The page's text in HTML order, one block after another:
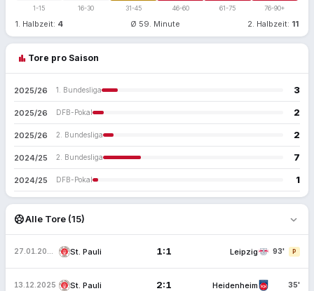
1-15 16-30 31-45 46-60 61-75 76-90+
1. Halbzeit: 4 Ø 59. Minute 2. Halbzeit: 11
bar_chart Tore pro Saison
2025/26 1. Bundesliga 3
2025/26 DFB-Pokal 2
2025/26 2. Bundesliga 2
2024/25 2. Bundesliga 7
2024/25 DFB-Pokal 1
sports_soccerAlle Tore (15) expand_more
St. Pauli 1:1 Leipzig 93' P
13.12.2025 St. Pauli 2:1 Heidenheim 35'